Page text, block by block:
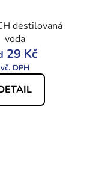
destilovaná
voda
29 Kč